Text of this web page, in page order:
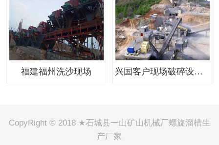
福建福州洗沙现场 兴国客户现场破碎设备一整套
CopyRight © 2018 ★石城县一山矿山机械厂螺旋溜槽生
产厂家